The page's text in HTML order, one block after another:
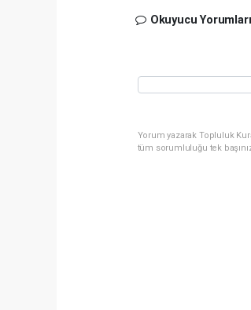
Okuyucu Yorumları
Yorum yazarak Topluluk
tüm sorumluluğu tek